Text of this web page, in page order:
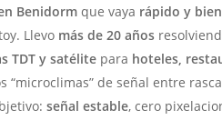
Benidorm que vaya rápido y bien
Llevo más de 20 años
TDT y satélite para hoteles,
“microclimas” de señal entre
señal estable, cero